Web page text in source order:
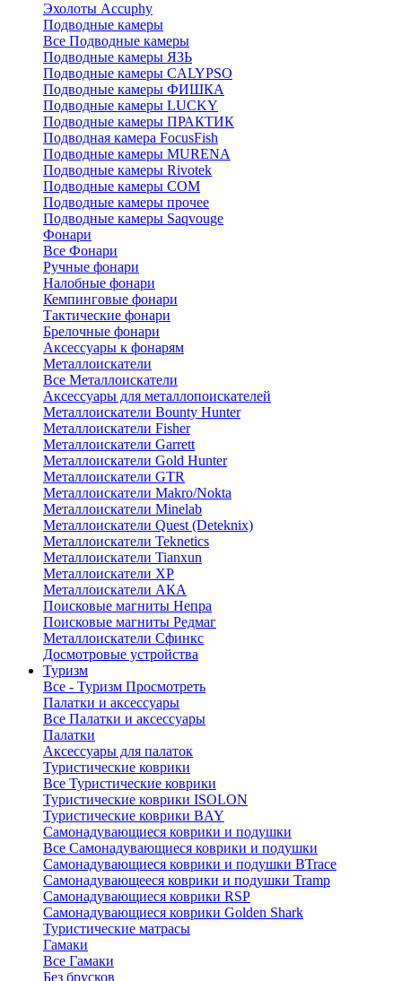
Эхолоты Accuphy
Подводные камеры
Все Подводные камеры
Подводные камеры ЯЗЬ
Подводные камеры CALYPSO
Подводные камеры ФИШКА
Подводные камеры LUCKY
Подводные камеры ПРАКТИК
Подводная камера FocusFish
Подводные камеры MURENA
Подводные камеры Rivotek
Подводные камеры СОМ
Подводные камеры прочее
Подводные камеры Saqvouge
Фонари
Все Фонари
Ручные фонари
Налобные фонари
Кемпинговые фонари
Тактические фонари
Брелочные фонари
Аксессуары к фонарям
Металлоискатели
Все Металлоискатели
Аксессуары для металлопоискателей
Металлоискатели Bounty Hunter
Металлоискатели Fisher
Металлоискатели Garrett
Металлоискатели Gold Hunter
Металлоискатели GTR
Металлоискатели Makro/Nokta
Металлоискатели Minelab
Металлоискатели Quest (Deteknix)
Металлоискатели Teknetics
Металлоискатели Tianxun
Металлоискатели XP
Металлоискатели АКА
Поисковые магниты Непра
Поисковые магниты Редмаг
Металлоискатели Сфинкс
Досмотровые устройства
Туризм
Все - Туризм Просмотреть
Палатки и аксессуары
Все Палатки и аксессуары
Палатки
Аксессуары для палаток
Туристические коврики
Все Туристические коврики
Туристические коврики ISOLON
Туристические коврики BAY
Самонадувающиеся коврики и подушки
Все Самонадувающиеся коврики и подушки
Самонадувающиеся коврики и подушки BTrace
Самонадувающееся коврики и подушки Tramp
Самонадувающиеся коврики RSP
Самонадувающиеся коврики Golden Shark
Туристические матрасы
Гамаки
Все Гамаки
Без брусков